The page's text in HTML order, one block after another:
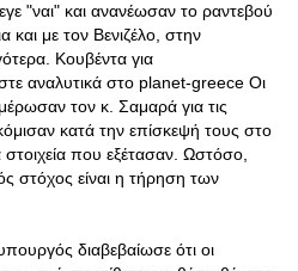
"ναι" και ανανέωσαν το ραντεβού
και με τον Βενιζέλο, στην
Κουβέντα για
αναλυτικά στο planet-greece Οι
τον κ. Σαμαρά για τις
κατά την επίσκεψή τους στο
που εξέτασαν. Ωστόσο,
στόχος είναι η τήρηση των
διαβεβαίωσε ότι οι